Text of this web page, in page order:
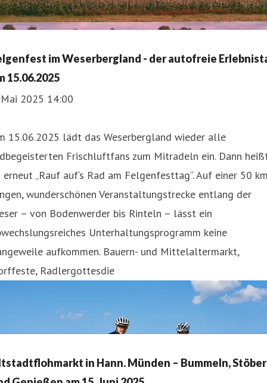
im Weserbergland - der autofreie
15.06.2025
2025 14:00
15.06.2025 lädt das Weserbergland wieder alle
Frischluftfans zum Mitradeln ein. Dann
erneut „Rauf auf‘s Rad am Felgenfesttag“. Auf einer 50
wunderschönen Veranstaltungstrecke entlang der
– von Bodenwerder bis Rinteln – lässt ein
Unterhaltungsprogramm keine
aufkommen. Bauern- und Mittelaltermarkt,
Radlergottesdie
in Hann. Münden – Bummeln,